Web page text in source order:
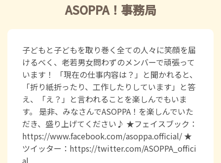
ASOPPA！事務局
子どもと子どもを取り巻く全ての人々に笑顔を届
けるべく、老若男女問わずのメンバーで頑張って
います！ 「現在の仕事内容は？」と聞かれると、
「折り紙折ったり、工作したりしています」と答
え、「え？」と言われることを楽しんでもいま
す。 是非、みなさんでASOPPA！を楽しんでいた
だき、盛り上げてください♪ ★フェイスブック：
https://www.facebook.com/asoppa.official/ ★
ツイッター：https://twitter.com/ASOPPA_offici
al